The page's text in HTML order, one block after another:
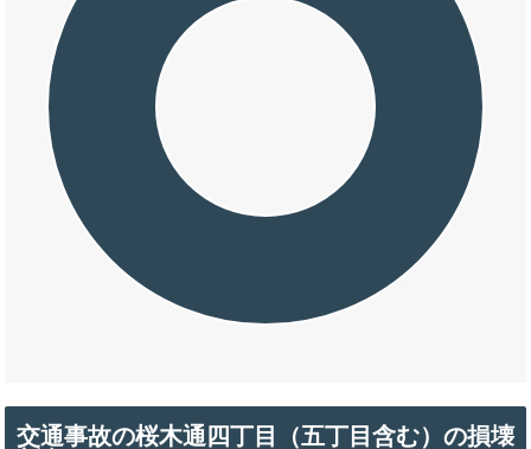
交通事故の桜木通四丁目（五丁目含む）の損壊